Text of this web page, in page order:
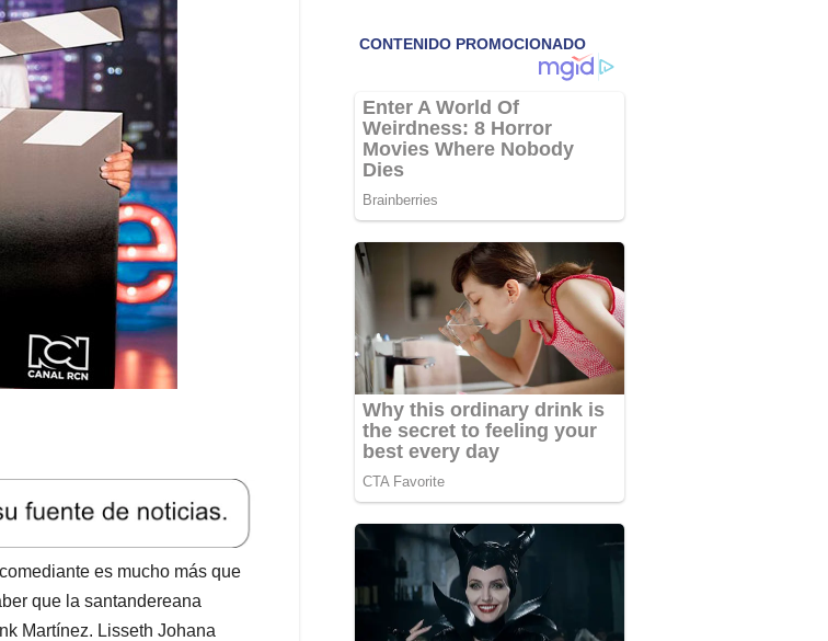
es mucho más que
que la santandereana
Martínez. Lisseth Johana